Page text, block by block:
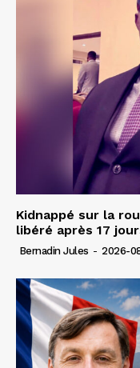
Kidnappé sur la
libéré après 17
Bernadin Jules - 2026-